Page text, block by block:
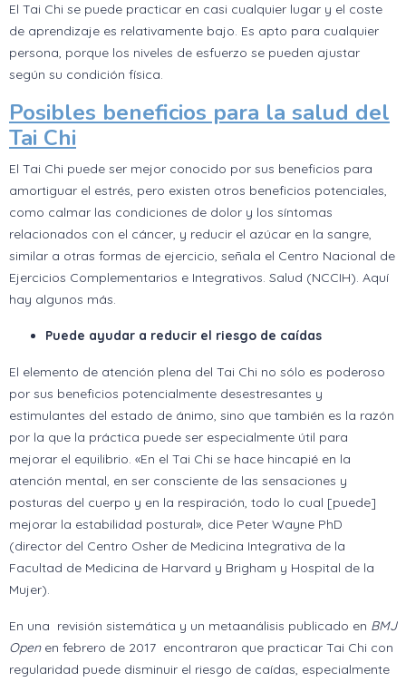
El Tai Chi se puede practicar en casi cualquier lugar y el coste
de aprendizaje es relativamente bajo. Es apto para cualquier
persona, porque los niveles de esfuerzo se pueden ajustar
según su condición física.
Posibles beneficios para la salud del
Tai Chi
El Tai Chi puede ser mejor conocido por sus beneficios para
amortiguar el estrés, pero existen otros beneficios potenciales,
como calmar las condiciones de dolor y los síntomas
relacionados con el cáncer, y reducir el azúcar en la sangre,
similar a otras formas de ejercicio, señala el Centro Nacional de
Ejercicios Complementarios e Integrativos. Salud (NCCIH). Aquí
hay algunos más.
Puede ayudar a reducir el riesgo de caídas
El elemento de atención plena del Tai Chi no sólo es poderoso
por sus beneficios potencialmente desestresantes y
estimulantes del estado de ánimo, sino que también es la razón
por la que la práctica puede ser especialmente útil para
mejorar el equilibrio. «En el Tai Chi se hace hincapié en la
atención mental, en ser consciente de las sensaciones y
posturas del cuerpo y en la respiración, todo lo cual [puede]
mejorar la estabilidad postural», dice Peter Wayne PhD
(director del Centro Osher de Medicina Integrativa de la
Facultad de Medicina de Harvard y Brigham y Hospital de la
Mujer).
En una revisión sistemática y un metaanálisis publicado en BMJ
Openen febrero de 2017 encontraron que practicar Tai Chi con
regularidad puede disminuir el riesgo de caídas, especialmente